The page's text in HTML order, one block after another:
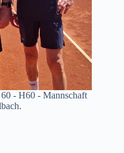
- H60 - Mannschaft